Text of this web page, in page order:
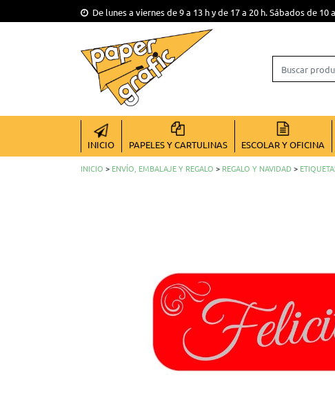
De lunes a viernes de 9 a 13 h y de 17 a 20 h. Sábados de 10
INICIO
PAPELES Y CARTULINAS ESCOLAR Y OFICINA
INICIO > ENVÍO, EMBALAJE Y REGALO > REGALO Y NAVIDAD >